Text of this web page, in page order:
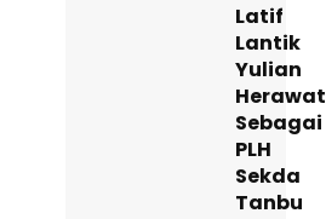
Latif
Lantik
Yulian
Sebagai
PLH
Sekda
Tanbu